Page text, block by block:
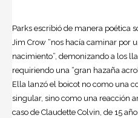
Parks escribió de manera poética
Jim Crow “nos hacía caminar por
nacimiento”, demonizando a los
requiriendo una “gran hazaña
Ella lanzó el boicot no como una
singular, sino como una reacción
caso de Claudette Colvin, de 15